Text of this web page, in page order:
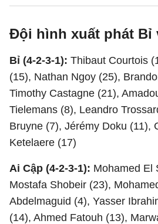
Đội hình xuất phát Bỉ
Bỉ (4-2-3-1): Thibaut Courtois
(15), Nathan Ngoy (25),
Timothy Castagne (21),
Tielemans (8), Leandro
Bruyne (7), Jérémy Doku (11),
Ketelaere (17)
Ai Cập (4-2-3-1): Mohamed El
Mostafa Shobeir (23),
Abdelmaguid (4), Yasser
(14), Ahmed Fatouh (13),